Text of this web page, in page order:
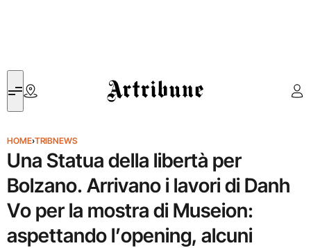
Artribune
HOME›TRIBNEWS
Una Statua della libertà per
Bolzano. Arrivano i lavori di Danh
Vo per la mostra di Museion:
aspettando l’opening, alcuni